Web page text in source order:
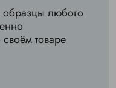
образцы любого
товаре